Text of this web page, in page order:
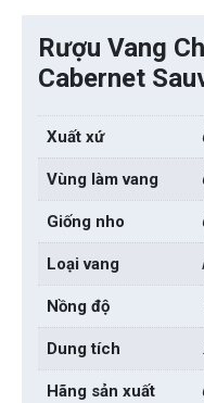
Rượu Vang
Cabernet
Xuất xứ
Vùng làm vang
Giống nho
Loại vang
Nồng độ
Dung tích
Hãng sản xuất